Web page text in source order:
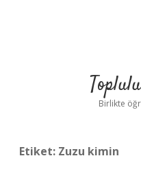
Birlikte
Etiket: Zuzu kimin